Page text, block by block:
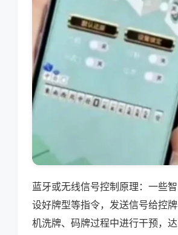
蓝牙或无线信号控制原理：一些
设好牌型等指令，发送信号给控
机洗牌、码牌过程中进行干预，达